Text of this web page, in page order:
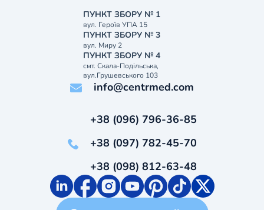
ПУНКТ ЗБОРУ № 1
вул. Героїв УПА 15
ПУНКТ ЗБОРУ № 3
вул. Миру 2
ПУНКТ ЗБОРУ № 4
смт. Скала-Подільська,
вул.Грушевського 103
info@centrmed.com
+38 (096) 796-36-85
+38 (097) 782-45-70
+38 (098) 812-63-48